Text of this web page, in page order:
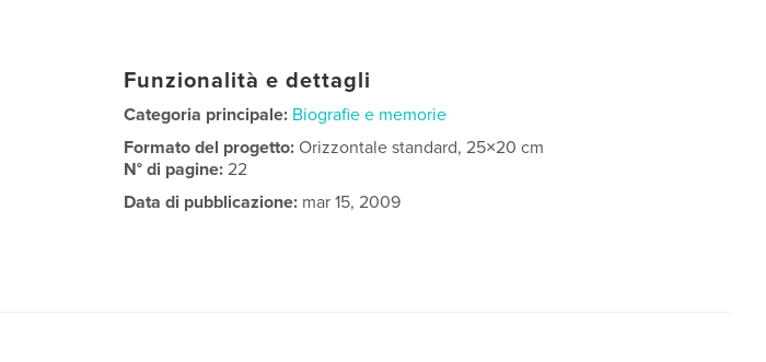
Funzionalità e dettagli
Categoria principale: Biografie e memorie
Formato del progetto:Orizzontale standard, 25×20 cm
N° di pagine:22
Data di pubblicazione: mar 15, 2009